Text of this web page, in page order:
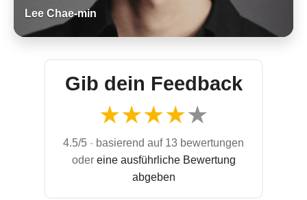
Lee Chae-min
Gib dein Feedback
★★★★★
4.5/5 - basierend auf 13 bewertungen
oder eine ausführliche Bewertung
abgeben